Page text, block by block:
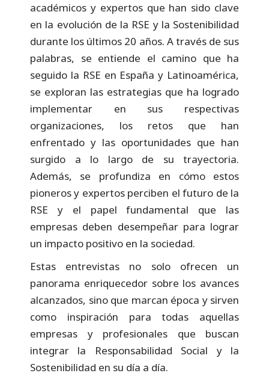
académicos y expertos que han sido clave
en la evolución de la RSE y la Sostenibilidad
durante los últimos 20 años. A través de sus
palabras, se entiende el camino que ha
seguido la RSE en España y Latinoamérica,
se exploran las estrategias que ha logrado
implementar en sus respectivas
organizaciones, los retos que han
enfrentado y las oportunidades que han
surgido a lo largo de su trayectoria.
Además, se profundiza en cómo estos
pioneros y expertos perciben el futuro de la
RSE y el papel fundamental que las
empresas deben desempeñar para lograr
un impacto positivo en la sociedad.
Estas entrevistas no solo ofrecen un
panorama enriquecedor sobre los avances
alcanzados, sino que marcan época y sirven
como inspiración para todas aquellas
empresas y profesionales que buscan
integrar la Responsabilidad Social y la
Sostenibilidad en su día a día.